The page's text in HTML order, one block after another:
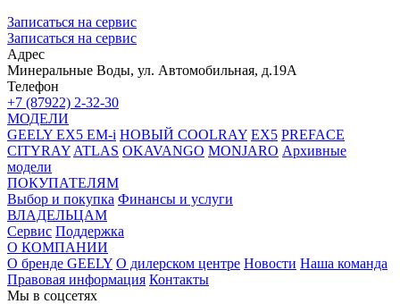
Записаться на сервис
Записаться на сервис
Адрес
Минеральные Воды, ул. Автомобильная, д.19А
Телефон
+7 (87922) 2-32-30
МОДЕЛИ
GEELY EX5 EM-i НОВЫЙ COOLRAY EX5 PREFACE
CITYRAY ATLAS OKAVANGO MONJARO Архивные
модели
ПОКУПАТЕЛЯМ
Выбор и покупка Финансы и услуги
ВЛАДЕЛЬЦАМ
Сервис Поддержка
О КОМПАНИИ
О бренде GEELY О дилерском центре Новости Наша команда
Правовая информация Контакты
Мы в соцсетях